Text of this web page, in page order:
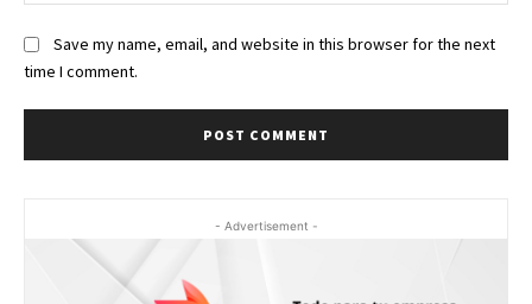
Save my name, email, and website in this browser for the next
time I comment.
- Advertisement -